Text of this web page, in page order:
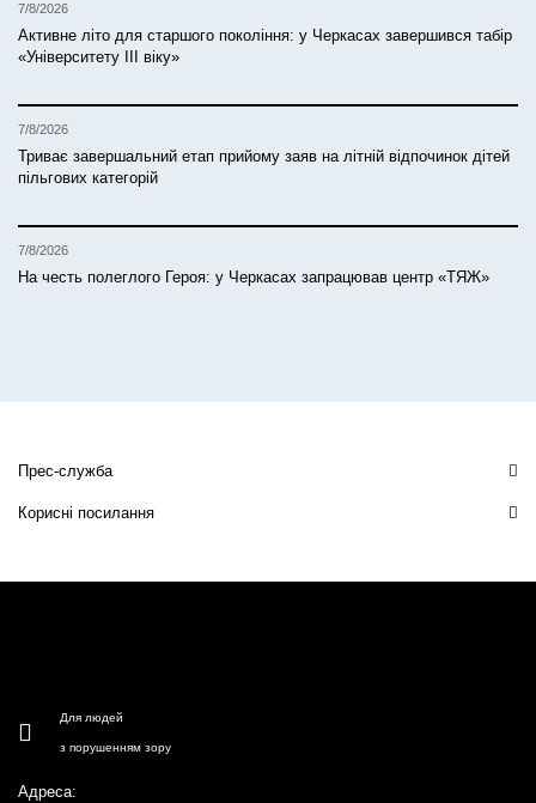
7/8/2026
Активне літо для старшого покоління: у Черкасах завершився табір
«Університету ІІІ віку»
7/8/2026
Триває завершальний етап прийому заяв на літній відпочинок дітей
пільгових категорій
7/8/2026
На честь полеглого Героя: у Черкасах запрацював центр «ТЯЖ»
Прес-служба
Корисні посилання
Для людей
з порушенням зору
Адреса: